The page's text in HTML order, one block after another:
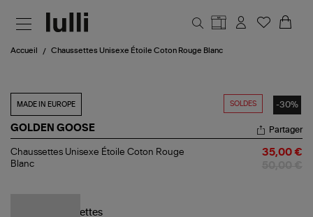
Accueil Chaussettes Unisexe Étoile Coton Rouge Blanc
SOLDES -30%
MADE IN EUROPE
GOLDEN GOOSE
Chaussettes
Unisexe
Partager
Chaussettes Unisexe Étoile Coton Rouge
Blanc
35,00 €